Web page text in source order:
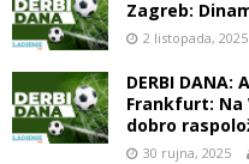
Zagreb:
2 listopada, 2025
DERBI
Frankfurt: Na
dobro
30 rujna, 2025